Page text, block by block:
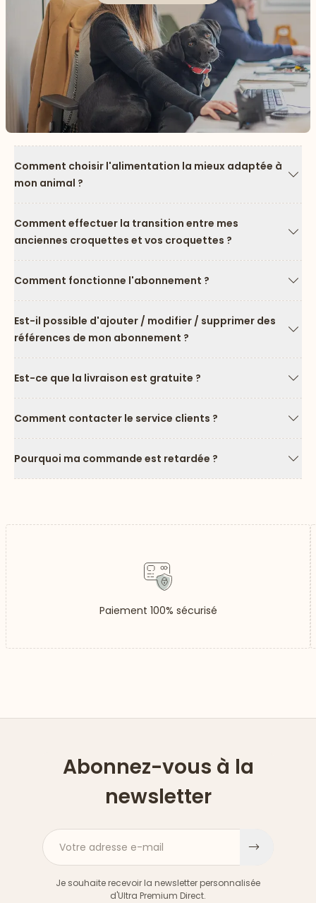
Comment choisir l'alimentation la mieux adaptée à
mon animal ?
Comment effectuer la transition entre mes
anciennes croquettes et vos croquettes ?
Comment fonctionne l'abonnement ?
Est-il possible d'ajouter / modifier / supprimer des
références de mon abonnement ?
Est-ce que la livraison est gratuite ?
Comment contacter le service clients ?
Pourquoi ma commande est retardée ?
Paiement 100% sécurisé
Abonnez-vous à la
newsletter
Votre adresse e-mail
Je souhaite recevoir la newsletter personnalisée
d'Ultra Premium Direct.